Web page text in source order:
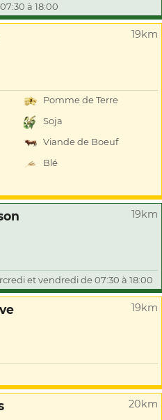
à 18:00
19km
Pomme de Terre
Soja
Viande de Boeuf
Blé
19km
et vendredi de 07:30 à 18:00
19km
20km